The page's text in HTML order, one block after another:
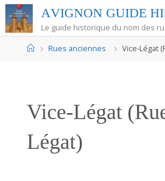
Skip
to
content
AVIGNON GUIDE HI
Le guide historique du nom des
HomeRues anciennes Vice-Légat
Vice-Légat
Légat)